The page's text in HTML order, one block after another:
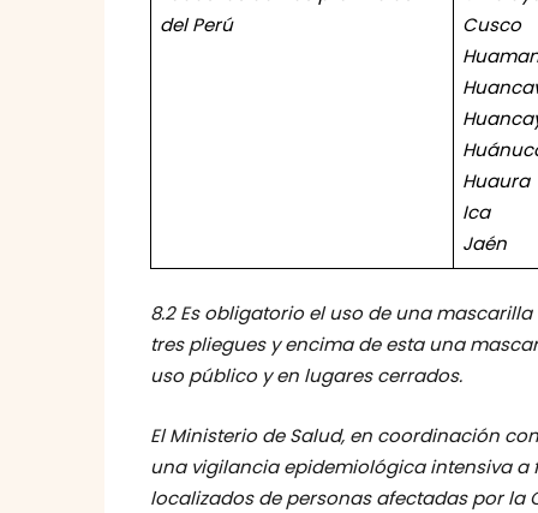
del Perú
Cusco
Huaura
Ica
Jaén
8.2 Es obligatorio el uso de una
tres pliegues y encima de esta una
uso público y en lugares cerrados.
El Ministerio de Salud, en coordinación
una vigilancia epidemiológica intensiva
localizados de personas afectadas por la